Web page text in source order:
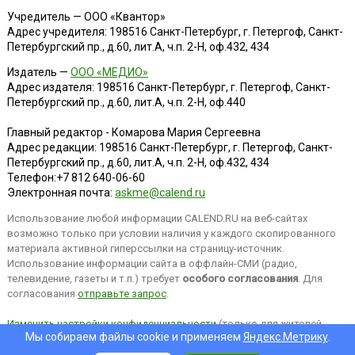
Учредитель — ООО «Квантор»
Адрес учредителя: 198516 Санкт-Петербург, г. Петергоф, Санкт-
Петербургский пр., д.60, лит.А, ч.п. 2-Н, оф.432, 434
Издатель — ООО «МЕДИО»
Адрес издателя: 198516 Санкт-Петербург, г. Петергоф, Санкт-
Петербургский пр., д.60, лит.А, ч.п. 2-Н, оф.440
Главный редактор - Комарова Мария Сергеевна
Адрес редакции: 198516 Санкт-Петербург, г. Петергоф, Санкт-
Петербургский пр., д.60, лит.А, ч.п. 2-Н, оф.432, 434
Телефон:+7 812 640-06-60
Электронная почта: askme@calend.ru
Использование любой информации CALEND.RU на веб-сайтах
возможно только при условии наличия у каждого скопированного
материала активной гиперссылки на страницу-источник.
Использование информации сайта в оффлайн-СМИ (радио,
телевидение, газеты и т.п.) требует особого согласования. Для
согласования отправьте запрос.
Изменить настройки конфиденциальности(только для жителей
EEA).Мы собираем файлы cookie и применяем Яндекс.Метрику.